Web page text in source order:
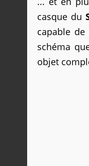
casque du
capable
schéma
objet